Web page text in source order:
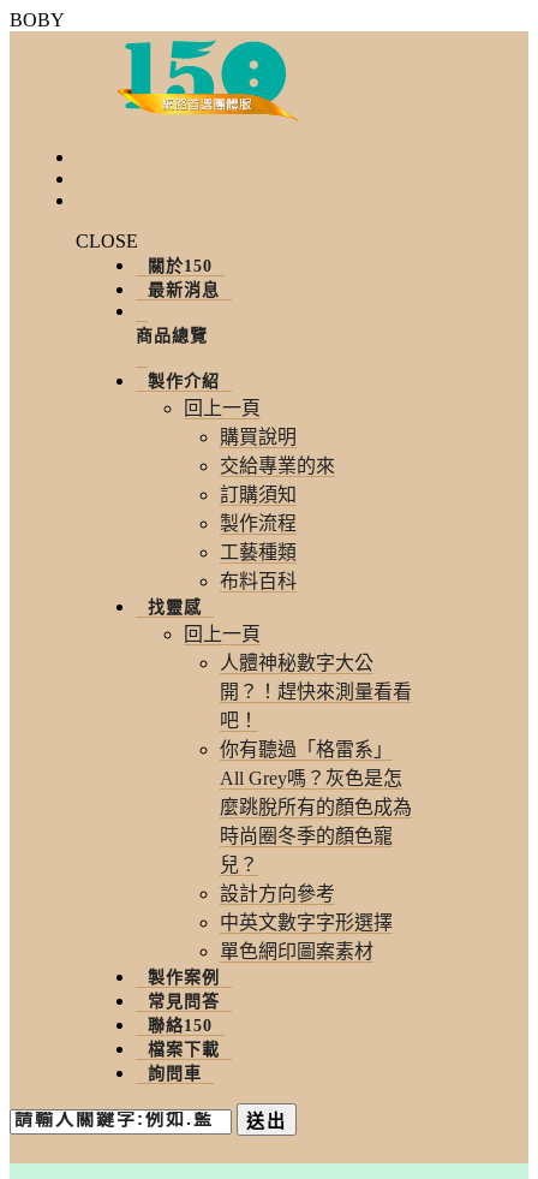
BOBY
CLOSE
關於150
最新消息
商品總覽
製作介紹
回上一頁
購買說明
交給專業的來
訂購須知
製作流程
工藝種類
布料百科
找靈感
回上一頁
人體神秘數字大公
開？！趕快來測量看看
吧！
你有聽過「格雷系」
All Grey嗎？灰色是怎
麼跳脫所有的顏色成為
時尚圈冬季的顏色寵
兒？
設計方向參考
中英文數字字形選擇
單色網印圖案素材
製作案例
常見問答
聯絡150
檔案下載
詢問車
送出